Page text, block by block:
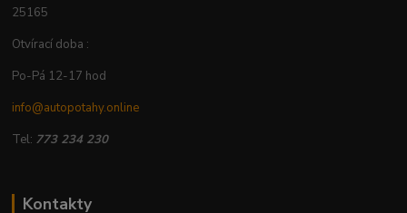
25165
Otvírací doba :
Po-Pá 12-17 hod
info@autopotahy.online
Tel: 773 234 230
Kontakty